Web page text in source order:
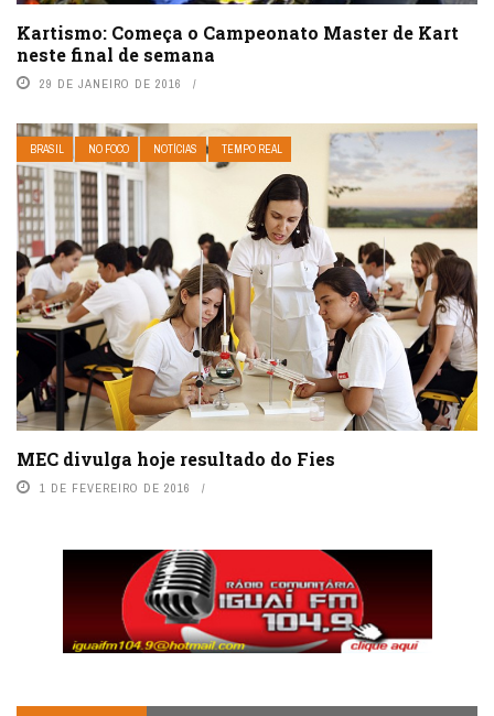
Kartismo: Começa o Campeonato Master de Kart
neste final de semana
29 DE JANEIRO DE 2016
BRASIL NO FOCO NOTÍCIAS TEMPO REAL
MEC divulga hoje resultado do Fies
1 DE FEVEREIRO DE 2016